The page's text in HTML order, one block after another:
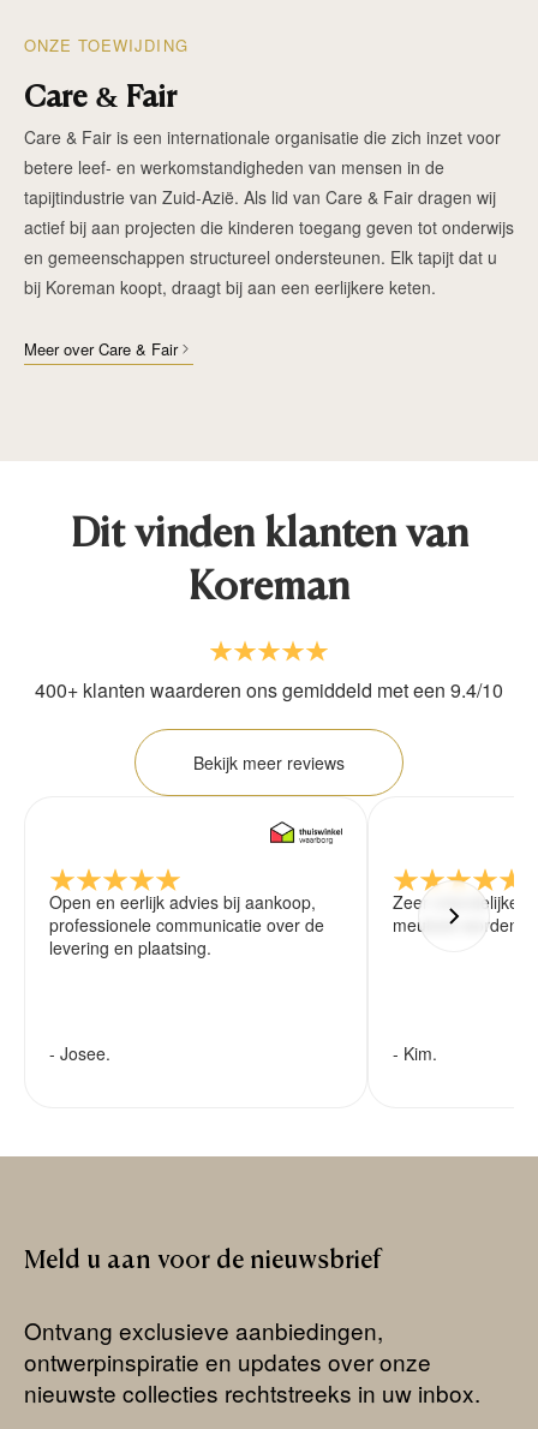
ONZE TOEWIJDING
Care & Fair
Care & Fair is een internationale organisatie die zich inzet voor
betere leef- en werkomstandigheden van mensen in de
tapijtindustrie van Zuid-Azië. Als lid van Care & Fair dragen wij
actief bij aan projecten die kinderen toegang geven tot onderwijs
en gemeenschappen structureel ondersteunen. Elk tapijt dat u
bij Koreman koopt, draagt bij aan een eerlijkere keten.
Meer over Care & Fair
Dit vinden klanten van
Koreman
400+ klanten waarderen ons gemiddeld met een 9.4/10
Bekijk meer reviews
Open en eerlijk advies bij aankoop,
professionele communicatie over de
levering en plaatsing.
- Josee.
Zeer vriendelijke
meubels worden
- Kim.
Meld u aan voor de nieuwsbrief
Ontvang exclusieve aanbiedingen,
ontwerpinspiratie en updates over onze
nieuwste collecties rechtstreeks in uw inbox.